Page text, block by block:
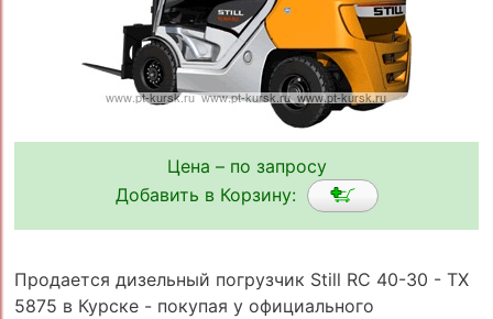
Цена – по запросу
Добавить в Корзину:
Продается дизельный погрузчик Still RC 40-30 - TX
5875 в Курске - покупая у официального